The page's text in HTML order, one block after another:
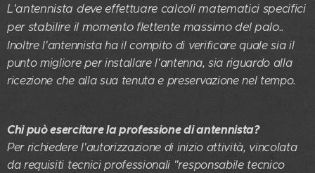
L'antennista deve effettuare calcoli matematici specifici
per stabilire il momento flettente massimo del palo..
Inoltre l'antennista ha il compito di verificare quale sia il
punto migliore per installare l'antenna, sia riguardo alla
ricezione che alla sua tenuta e preservazione nel tempo.
Chi può esercitare la professione di antennista?
Per richiedere l'autorizzazione di inizio attività, vincolata
da requisiti tecnici professionali "responsabile tecnico